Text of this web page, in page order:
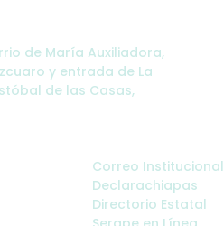
de María Auxiliadora,
y entrada de La
de las Casas,
Correo Institucional
Declarachiapas
Directorio Estatal